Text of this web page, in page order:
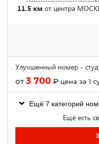
11.5 км от центра
Улучшенный номер -
от3 700 ₽ цена за 1
Ещё 7 категорий
Ещё есть